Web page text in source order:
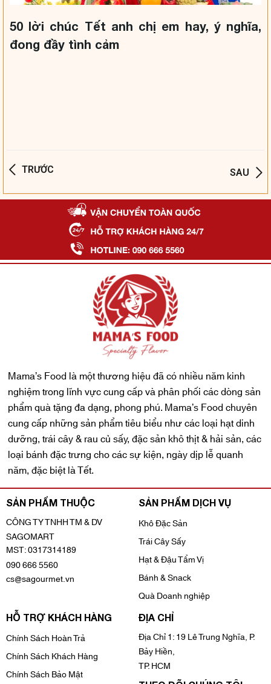
50 lời chúc Tết anh chị em hay, ý nghĩa,
đong đầy tình cảm
TRƯỚC SAU
Mama’s Food là một thương hiệu đã có nhiều năm kinh
nghiệm trong lĩnh vực cung cấp và phân phối các dòng sản
phẩm quà tặng đa dạng, phong phú. Mama’s Food chuyên
cung cấp những sản phẩm tiêu biểu như các loại hạt dinh
dưỡng, trái cây & rau củ sấy, đặc sản khô thịt & hải sản, các
loại bánh đặc trưng cho các sự kiện, ngày dịp lễ quanh
năm, đặc biệt là Tết.
SẢN PHẨM THUỘC
CÔNG TY TNHH TM & DV
SAGOMART
MST: 0317314189
090 666 5560
cs@sagourmet.vn
SẢN PHẨM DỊCH VỤ
Khô Đặc Sản
Trái Cây Sấy
Hạt & Đậu Tẩm Vị
Bánh & Snack
Quà Doanh nghiệp
HỖ TRỢ KHÁCH HÀNG
Chính Sách Hoàn Trả
Chính Sách Khách Hàng
Chính Sách Bảo Mật
ĐỊA CHỈ
Địa Chỉ 1: 19 Lê Trung Nghĩa, P.
Bảy Hiền,
TP. HCM